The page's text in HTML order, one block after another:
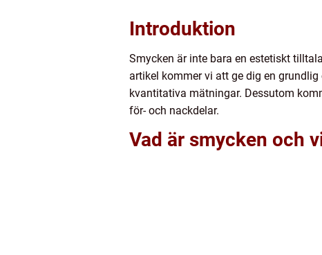
Introduktion
Smycken är inte bara en estetiskt
artikel kommer vi att ge dig en
kvantitativa mätningar. Dessutom
för- och nackdelar.
Vad är smycken och